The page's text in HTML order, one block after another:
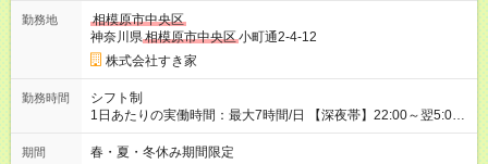
同時給）
勤務地
相模原市中央区
神奈川県相模原市中央区小町通2-4-12
株式会社すき家
勤務時間
シフト制
1日あたりの実働時間：最大7時間/日 【深夜帯】22:00～翌5:00
週2日～・1日2h～OK◎ ※22:00から翌5:00までは18歳以上の方
のみ勤務可能です（18歳未満の深夜業務禁止のため） ★深夜で
期間 春・夏・冬休み期間限定